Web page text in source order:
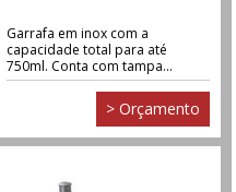
Garrafa em inox com a
capacidade total para até
750ml. Conta com tampa...
> Orçamento